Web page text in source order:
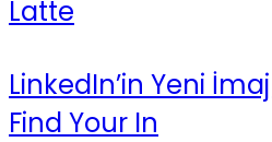
Latte
LinkedIn’in Yeni
Find Your In